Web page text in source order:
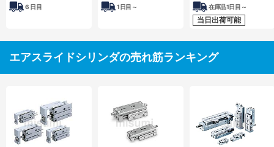
6 日目 1日目～ 在庫品1日目～
当日出荷可能
エアスライドシリンダの売れ筋ランキング